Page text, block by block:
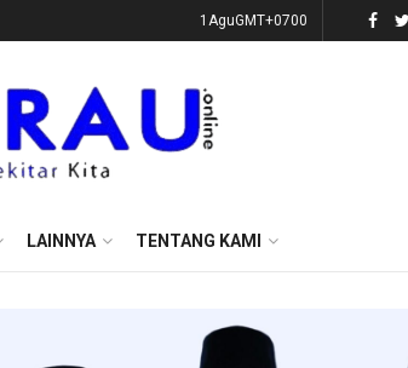
1AguGMT+0700
LAINNYA TENTANG KAMI